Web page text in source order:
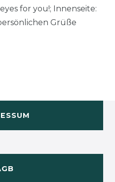
for you!; Innenseite:
Grüße